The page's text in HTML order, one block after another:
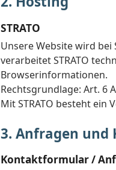
STRATO
Unsere Website wird bei
verarbeitet STRATO
Browserinformationen.
Rechtsgrundlage: Art. 6
Mit STRATO besteht ein
3. Anfragen
Kontaktformular /